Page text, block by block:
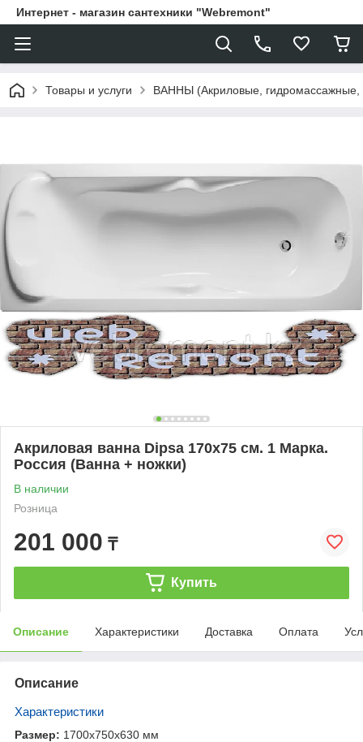
Интернет - магазин сантехники "Webremont"
Товары и услуги ВАННЫ (Акриловые,
Акриловая ванна Dipsa 170х75 см. 1 Марка.
Россия (Ванна + ножки)
В наличии
Розница
201 000 ₸
Купить
Описание Характеристики Доставка Оплата
Описание
Характеристики
Размер: 1700x750x630 мм